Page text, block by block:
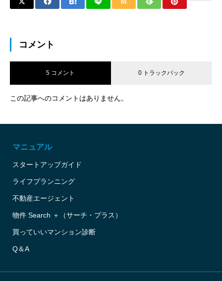
コメント
5 コメント 0 トラックバック
この記事へのコメントはありません。
マニュアル
スタートアップガイド
ライフプランニング
不動産エージェント
物件 Search ＋（サーチ・プラス）
買っていいマンション診断
Q＆A